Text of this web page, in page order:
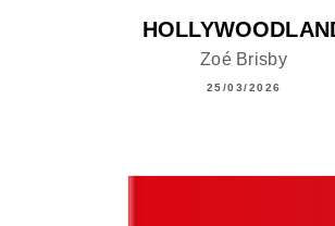
Zoé Brisby
25/03/2026